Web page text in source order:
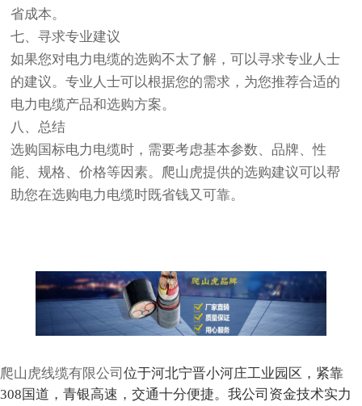
省成本。
七、寻求专业建议
如果您对电力电缆的选购不太了解，可以寻求专业人士
的建议。专业人士可以根据您的需求，为您推荐合适的
电力电缆产品和选购方案。
八、总结
选购国标电力电缆时，需要考虑基本参数、品牌、性
能、规格、价格等因素。爬山虎提供的选购建议可以帮
助您在选购电力电缆时既省钱又可靠。
爬山虎线缆有限公司 位于河北宁晋小河庄工业园区，紧靠
308国道，青银高速，交通十分便捷。我公司资金技术实力